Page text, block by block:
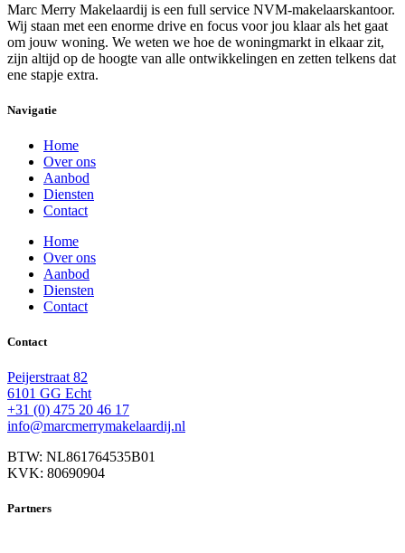
Marc Merry Makelaardij is een full service NVM-makelaarskantoor.
Wij staan met een enorme drive en focus voor jou klaar als het gaat
om jouw woning. We weten we hoe de woningmarkt in elkaar zit,
zijn altijd op de hoogte van alle ontwikkelingen en zetten telkens dat
ene stapje extra.
Navigatie
Home
Over ons
Aanbod
Diensten
Contact
Home
Over ons
Aanbod
Diensten
Contact
Contact
Peijerstraat 82
6101 GG Echt
+31 (0) 475 20 46 17
info@marcmerrymakelaardij.nl
BTW: NL861764535B01
KVK: 80690904
Partners